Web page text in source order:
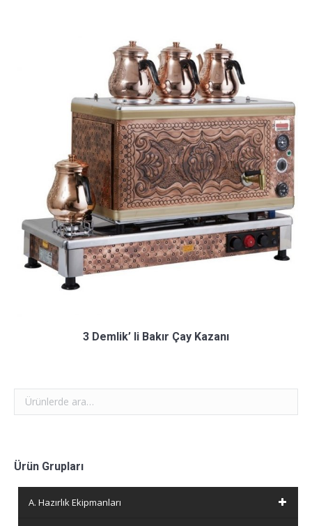
3 Demlik’ li Bakır Çay Kazanı
Ürün Grupları
A. Hazırlık Ekipmanları